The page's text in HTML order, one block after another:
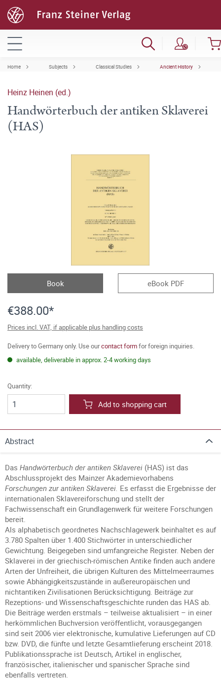
Home Subjects Classical Studies Ancient History
Heinz Heinen (ed.)
Handwörterbuch der antiken Sklaverei
(HAS)
Book eBook PDF
€388.00*
Prices incl. VAT, if applicable plus handling costs
Delivery to Germany only. Use ourcontact formfor foreign inquiries.
available, deliverable in approx. 2-4 working days
Quantity:
Add to shopping cart
Abstract
Das Handwörterbuch der antiken Sklaverei (HAS) ist das
Abschlussprojekt des Mainzer Akademievorhabens
Forschungen zur antiken Sklaverei. Es erfasst die Ergebnisse der
internationalen Sklavereiforschung und stellt der
Fachwissenschaft ein Grundlagenwerk für weitere Forschungen
bereit.
Als alphabetisch geordnetes Nachschlagewerk beinhaltet es auf
3.780 Spalten über 1.400 Stichwörter in unterschiedlicher
Gewichtung. Beigegeben sind umfangreiche Register. Neben der
Sklaverei in der griechisch-römischen Antike finden auch andere
Arten der Unfreiheit, die übrigen Kulturen des Mittelmeerraumes
sowie Abhängigkeitszustände in außereuropäischen und
nichtantiken Zivilisationen Berücksichtigung. Beiträge zur
Rezeptions- und Wissenschaftsgeschichte runden das HAS ab.
Die Beiträge werden erstmals – teilweise aktualisiert – in einer
herkömmlichen Buchversion veröffentlicht, vorausgegangen
sind seit 2006 vier elektronische, kumulative Lieferungen auf CD
bzw. DVD, die fünfte und letzte Gesamtlieferung erscheint 2018.
Publikationssprache ist Deutsch, Artikel in englischer,
französischer, italienischer und spanischer Sprache sind
ebenfalls vertreten.